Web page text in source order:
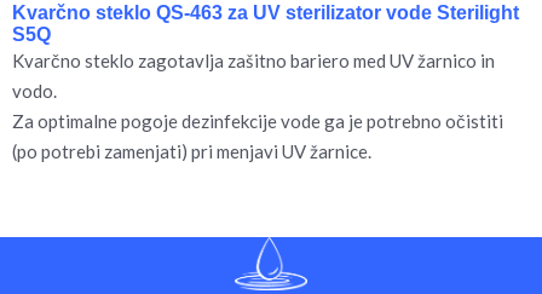
Kvarčno steklo QS-463 za UV sterilizator vode Sterilight
S5Q
Kvarčno steklo zagotavlja zašitno bariero med UV žarnico in
vodo.
Za optimalne pogoje dezinfekcije vode ga je potrebno očistiti
(po potrebi zamenjati) pri menjavi UV žarnice.